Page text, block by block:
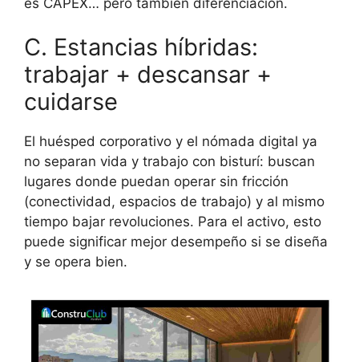
C. Estancias híbridas:
trabajar + descansar +
cuidarse
El huésped corporativo y el nómada digital ya
no separan vida y trabajo con bisturí: buscan
lugares donde puedan operar sin fricción
(conectividad, espacios de trabajo) y al mismo
tiempo bajar revoluciones. Para el activo, esto
puede significar mejor desempeño si se diseña
y se opera bien.